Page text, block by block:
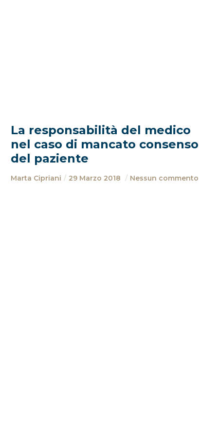
La responsabilità del medico
nel caso di mancato consenso
del paziente
Marta Cipriani 29 Marzo 2018 Nessun commento